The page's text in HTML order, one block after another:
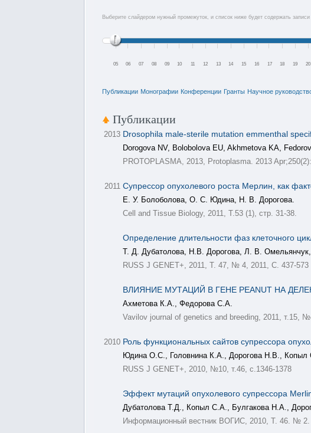
Выберите слайдером нужный промежуток, и список ниже будет содержать записи
05 06 07 08 09 10 11 12 13 14 15 16 17 18 19 20
Публикации Монографии Конференции Гранты Научное
Публикации
2013 Drosophila male-sterile mutation emmenthal
Dorogova NV, Bolobolova EU, Akhmetova KA,
PROTOPLASMA, 2013, Protoplasma. 2013
2011 Супрессор опухолевого роста Мерлин, как
Е. У. Болоболова, О. С. Юдина, Н. В. Дорогова.
Cell and Tissue Biology, 2011, Т.53 (1), стр. 31-38.
Определение длительности фаз клеточного
Т. Д. Дубатолова, Н.В. Дорогова, Л. В.
RUSS J GENET+, 2011, Т. 47, № 4, 2011, С. 437-573
ВЛИЯНИЕ МУТАЦИЙ В ГЕНЕ PEANUT НА
Ахметова К.А., Федорова С.А.
Vavilov journal of genetics and breeding, 2011, т.15,
2010 Роль функциональных сайтов супрессора
Юдина О.С., Головнина К.А., Дорогова Н.В.,
RUSS J GENET+, 2010, №10, т.46, с.1346-1378
Эффект мутаций опухолевого супрессора
Дубатолова Т.Д., Копыл С.А., Булгакова Н.А.,
Информационный вестник ВОГИС, 2010, Т. 46. № 2.